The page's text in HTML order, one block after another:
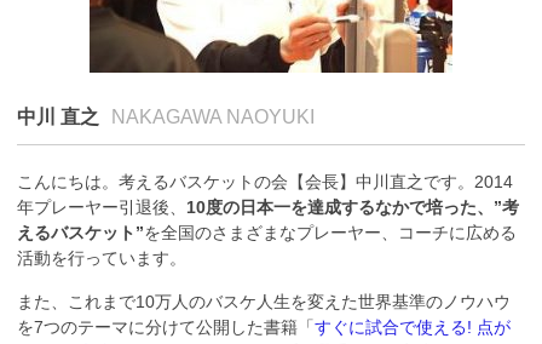
中川 直之 NAKAGAWA NAOYUKI
こんにちは。考えるバスケットの会【会長】中川直之です。2014
年プレーヤー引退後、 10度の日本一を達成するなかで培った、”考
えるバスケット”を全国のさまざまなプレーヤー、コーチに広める
活動を行っています。
また、これまで10万人のバスケ人生を変えた世界基準のノウハウ
を7つのテーマに分けて公開した書籍「すぐに試合で使える! 点が